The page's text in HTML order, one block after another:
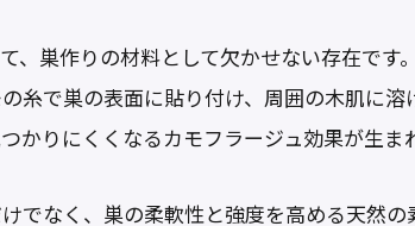
、巣作りの材料として欠かせない存在です。
糸で巣の表面に貼り付け、周囲の木肌に溶
かりにくくなるカモフラージュ効果が生ま
でなく、巣の柔軟性と強度を高める天然の